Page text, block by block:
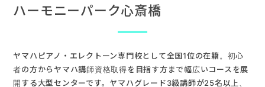
ハーモニーパーク心斎橋
ヤマハピアノ・エレクトーン専門校として全国1位の在籍。初心
者の方からヤマハ講師資格取得を目指す方まで幅広いコースを展
開する大型センターです。ヤマハグレード3級講師が25名以上、